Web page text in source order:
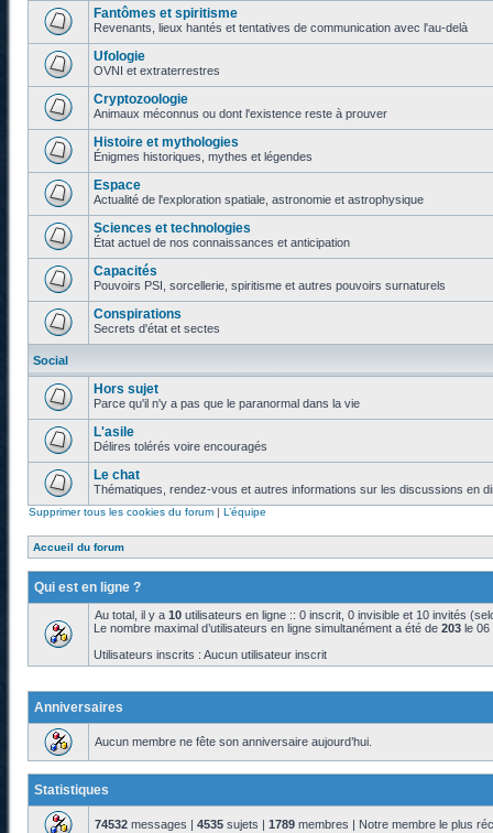
Fantômes et spiritisme
Revenants, lieux hantés et tentatives de communication avec l'au-delà
Ufologie
OVNI et extraterrestres
Cryptozoologie
Animaux méconnus ou dont l'existence reste à prouver
Histoire et mythologies
Énigmes historiques, mythes et légendes
Espace
Actualité de l'exploration spatiale, astronomie et astrophysique
Sciences et technologies
État actuel de nos connaissances et anticipation
Capacités
Pouvoirs PSI, sorcellerie, spiritisme et autres pouvoirs surnaturels
Conspirations
Secrets d'état et sectes
Social
Hors sujet
Parce qu'il n'y a pas que le paranormal dans la vie
L'asile
Délires tolérés voire encouragés
Le chat
Thématiques, rendez-vous et autres informations sur les discussions en
Supprimer tous les cookies du forum | L’équipe
Accueil du forum
Qui est en ligne ?
Au total, il y a 10 utilisateurs en ligne :: 0 inscrit, 0 invisible et 10 invités
Le nombre maximal d’utilisateurs en ligne simultanément a été de 203 le 06
Utilisateurs inscrits : Aucun utilisateur inscrit
Anniversaires
Aucun membre ne fête son anniversaire aujourd’hui.
Statistiques
74532 messages | 4535 sujets | 1789 membres | Notre membre le plus